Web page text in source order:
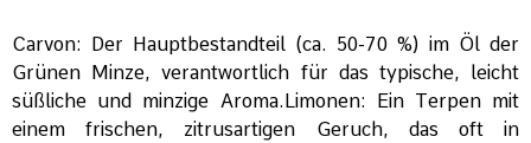
Carvon: Der Hauptbestandteil (ca. 50-70 %) im Öl der
Grünen Minze, verantwortlich für das typische, leicht
süßliche und minzige Aroma.Limonen: Ein Terpen mit
einem frischen, zitrusartigen Geruch, das oft in